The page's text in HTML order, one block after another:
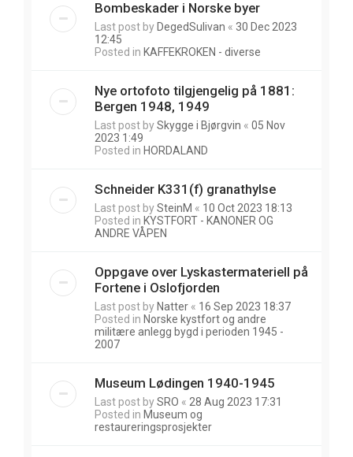
Bombeskader i Norske byer
Last post by DegedSulivan « 30 Dec 2023
12:45
Posted in KAFFEKROKEN - diverse
Nye ortofoto tilgjengelig på 1881:
Bergen 1948, 1949
Last post bySkygge i Bjørgvin « 05 Nov
2023 1:49
Posted in HORDALAND
Schneider K331(f) granathylse
Last post bySteinM « 10 Oct 2023 18:13
Posted in KYSTFORT - KANONER OG
ANDRE VÅPEN
Oppgave over Lyskastermateriell på
Fortene i Oslofjorden
Last post by Natter « 16 Sep 2023 18:37
Posted in Norske kystfort og andre
militære anlegg bygd i perioden 1945 -
2007
Museum Lødingen 1940-1945
Last post bySRO « 28 Aug 2023 17:31
Posted in Museum og
restaureringsprosjekter